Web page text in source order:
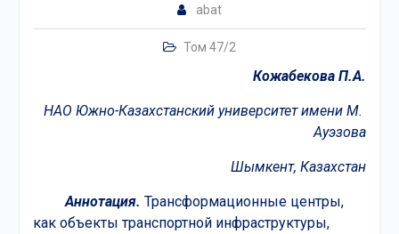
abat
Том 47/2
Кожабекова П.А.
НАО Южно-Казахстанский университет имени М.
Ауэзова
Шымкент, Казахстан
Аннотация. Трансформационные центры,
как объекты транспортной инфраструктуры,